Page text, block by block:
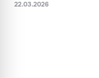
22.03.2026